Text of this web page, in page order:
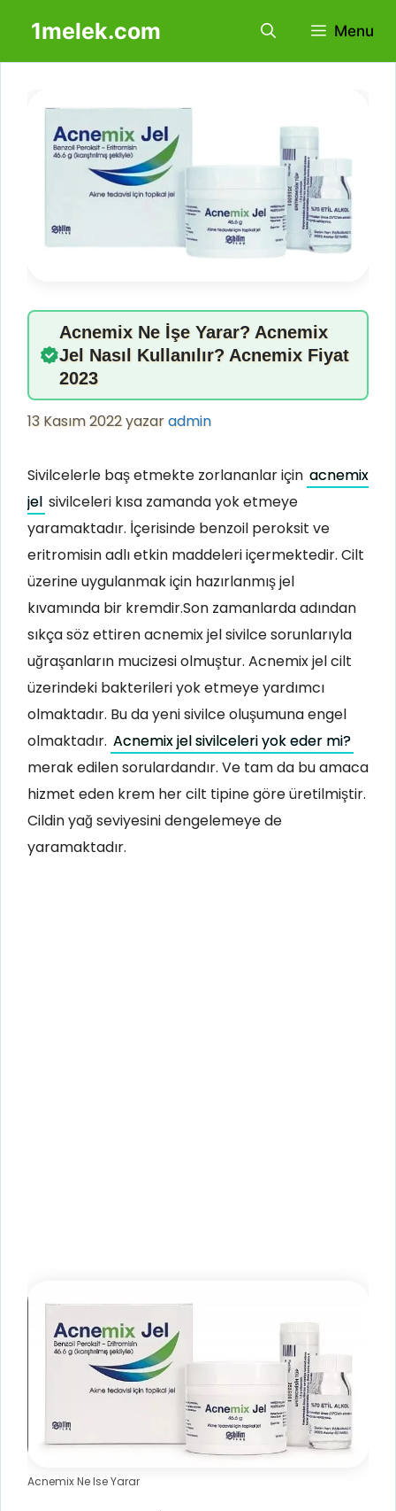
1melek.com Menu
Acnemix Ne İşe Yarar? Acnemix
Jel Nasıl Kullanılır? Acnemix Fiyat
2023
13 Kasım 2022yazaradmin
Sivilcelerle baş etmekte zorlananlar için acnemix
jel sivilceleri kısa zamanda yok etmeye
yaramaktadır. İçerisinde benzoil peroksit ve
eritromisin adlı etkin maddeleri içermektedir. Cilt
üzerine uygulanmak için hazırlanmış jel
kıvamında bir kremdir.Son zamanlarda adından
sıkça söz ettiren acnemix jel sivilce sorunlarıyla
uğraşanların mucizesi olmuştur. Acnemix jel cilt
üzerindeki bakterileri yok etmeye yardımcı
olmaktadır. Bu da yeni sivilce oluşumuna engel
olmaktadır. Acnemix jel sivilceleri yok eder mi?
merak edilen sorulardandır. Ve tam da bu amaca
hizmet eden krem her cilt tipine göre üretilmiştir.
Cildin yağ seviyesini dengelemeye de
yaramaktadır.
Acnemix Ne Ise Yarar